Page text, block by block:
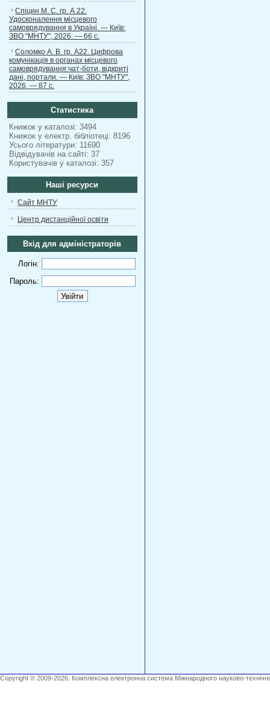
Спіцин М. С. гр. А 22.
Удосконалення місцевого
самоврядування в Україні. — Київ:
ЗВО "МНТУ", 2026. — 66 с.
Соломко А. В. гр. А22. Цифрова
комунікація в органах місцевого
самоврядування:чат-боти, відкриті
дані, портали. — Київ: ЗВО "МНТУ",
2026. — 87 с.
Статистика
Книжок у каталозі: 3494
Книжок у електр. бібліотеці: 8196
Усього літератури: 11690
Відвідувачів на сайті: 37
Користувачів у каталозі: 357
Наші ресурси
Сайт МНТУ
Центр дистанційної освіти
Вхід для адміністраторів
Логін:
Пароль:
Copyright ® 2009-2026. Комплексна електронна система Міжнародного науково-